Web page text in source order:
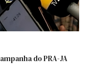
do PRA-JA